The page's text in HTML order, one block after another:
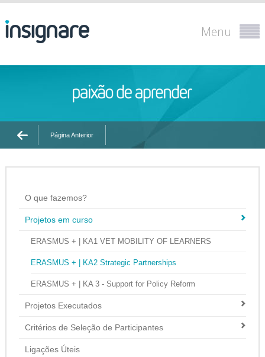
Menu
Página Anterior
O que fazemos?
Projetos em curso
ERASMUS + | KA1 VET MOBILITY OF LEARNERS
ERASMUS + | KA2 Strategic Partnerships
ERASMUS + | KA 3 - Support for Policy Reform
Projetos Executados
Critérios de Seleção de Participantes
Ligações Úteis